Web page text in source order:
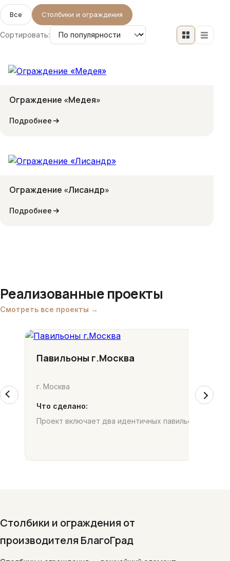
Все Столбики и ограждения
Сортировать:
Ограждение «Медея»
Подробнее
Ограждение «Лисандр»
Подробнее
Реализованные проекты
Смотреть все проекты →
Павильоны г.Москва
г. Москва
Что сделано:
Проект включает два идентичных павильона,
Столбики и ограждения от
производителя БлагоГрад